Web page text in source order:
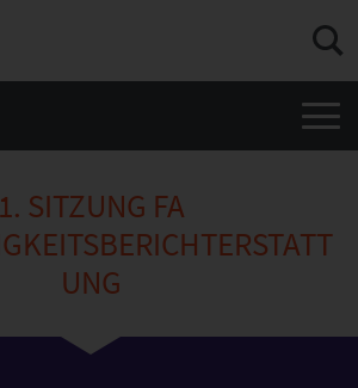
1. SITZUNG FA
UNG